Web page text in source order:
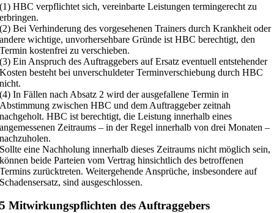
(1) HBC verpflichtet sich, vereinbarte Leistungen termingerecht zu
erbringen.
(2) Bei Verhinderung des vorgesehenen Trainers durch Krankheit oder
andere wichtige, unvorhersehbare Gründe ist HBC berechtigt, den
Termin kostenfrei zu verschieben.
(3) Ein Anspruch des Auftraggebers auf Ersatz eventuell entstehender
Kosten besteht bei unverschuldeter Terminverschiebung durch HBC
nicht.
(4) In Fällen nach Absatz 2 wird der ausgefallene Termin in
Abstimmung zwischen HBC und dem Auftraggeber zeitnah
nachgeholt. HBC ist berechtigt, die Leistung innerhalb eines
angemessenen Zeitraums – in der Regel innerhalb von drei Monaten –
nachzuholen.
Sollte eine Nachholung innerhalb dieses Zeitraums nicht möglich sein,
können beide Parteien vom Vertrag hinsichtlich des betroffenen
Termins zurücktreten. Weitergehende Ansprüche, insbesondere auf
Schadensersatz, sind ausgeschlossen.
5 Mitwirkungspflichten des Auftraggebers